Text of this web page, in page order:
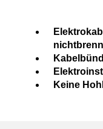
Keine